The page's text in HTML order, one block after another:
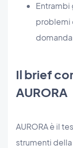
Entrambi
problemi
Il brief
AURORA
AURORA è il
strumenti